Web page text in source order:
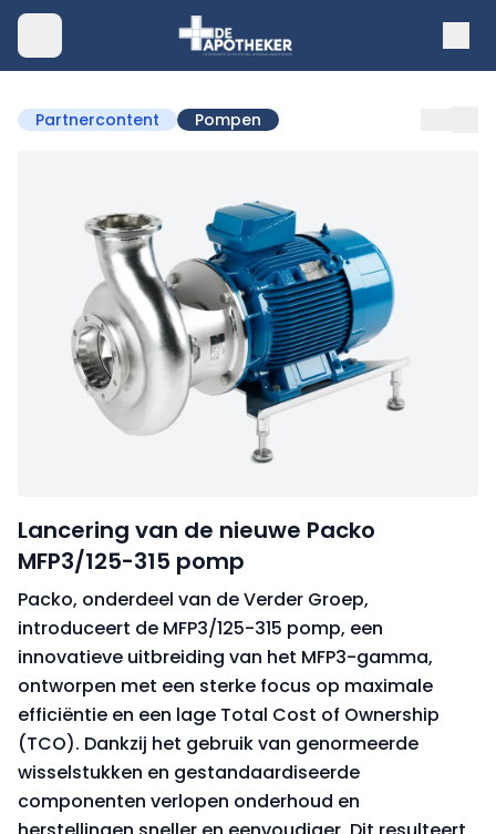
Partnercontent Pompen
Lancering van de nieuwe Packo
MFP3/125-315 pomp
Packo, onderdeel van de Verder Groep,
introduceert de MFP3/125-315 pomp, een
innovatieve uitbreiding van het MFP3-gamma,
ontworpen met een sterke focus op maximale
efficiëntie en een lage Total Cost of Ownership
(TCO). Dankzij het gebruik van genormeerde
wisselstukken en gestandaardiseerde
componenten verlopen onderhoud en